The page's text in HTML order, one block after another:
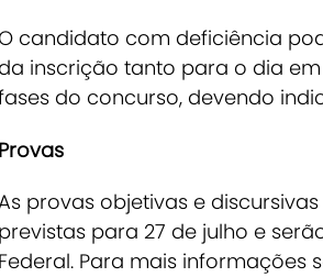
O candidato com deficiência
da inscrição tanto para o dia
do concurso, devendo
Provas
provas objetivas e
previstas para 27 de julho e
Federal. Para mais informações